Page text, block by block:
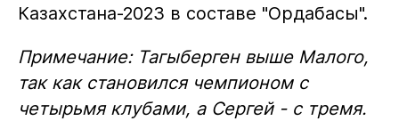
Казахстана-2023 в составе "Ордабасы".
Примечание: Тагыберген выше Малого,
так как становился чемпионом с
четырьмя клубами, а Сергей - с тремя.